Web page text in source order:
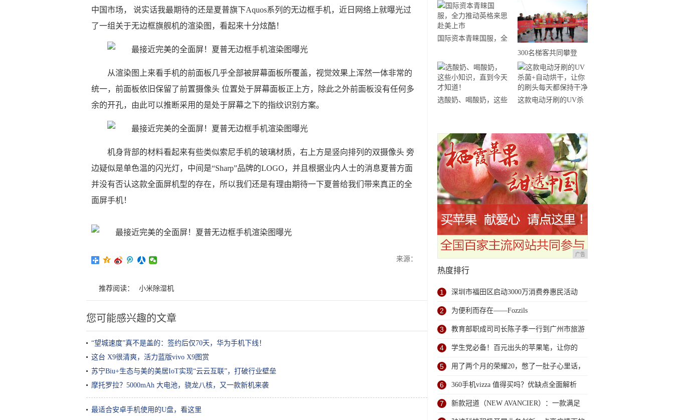
中国市场， 说实话我最期待的还是夏普旗下Aquos系列的无边框手机，近日网络上就曝光过
了一组关于无边框旗舰机的渲染图，看起来十分炫酷！
从渲染图上来看手机的前面板几乎全部被屏幕面板所覆盖，视觉效果上浑然一体非常的
统一，前面板依旧保留了前置摄像头 位置处于屏幕面板正上方，除此之外前面板没有任何多
余的开孔，由此可以推断采用的是处于屏幕之下的指纹识别方案。
机身背部的材料看起来有些类似索尼手机的玻璃材质，右上方是竖向排列的双摄像头 旁
边疑似是单色温的闪光灯，中间是“Sharp”品牌的LOGO，并且根据业内人士的消息夏普方面
并没有否认这款全面屏机型的存在，所以我们还是有理由期待一下夏普给我们带来真正的全
面屏手机！
来源：
推荐阅读： 小米除湿机
您可能感兴趣的文章
“望城速度”真不是盖的：签约后仅70天，华为手机下线！
这台 X9很清爽，活力蓝版vivo X9图赏
苏宁Biu+生态与美的美居IoT实现“云云互联”，打破行业壁垒
摩托罗拉？5000mAh 大电池，骁龙八核，又一款新机来袭
最适合安卓手机使用的U盘，看这里
国际资本青睐国服，全
市
300名梯客共同攀登
2019国际垂直马拉松超
级精英赛顺德海骏达中
心站欢乐开跑
选酸奶、喝酸奶，这些
这款电动牙刷的UV杀
广告
热度排行
1 深圳市福田区启动3000万消费券惠民活动
2 为便利而存在——Fozzils
3 教育部职成司司长陈子季一行到广州市旅游
商务职业学校考察调研
4 学生党必备！百元出头的苹果笔，让你的
iPad成为学习神器
5 用了两个月的荣耀20，憋了一肚子心里话，
今天终于一吐为快
6 360手机vizza 值得买吗？优缺点全面解析
7 新款冠道（NEW AVANCIER）：一款满足